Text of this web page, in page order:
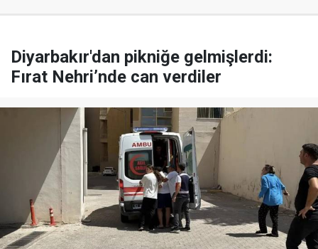
Diyarbakır'dan pikniğe gelmişlerdi:
Fırat Nehri’nde can verdiler